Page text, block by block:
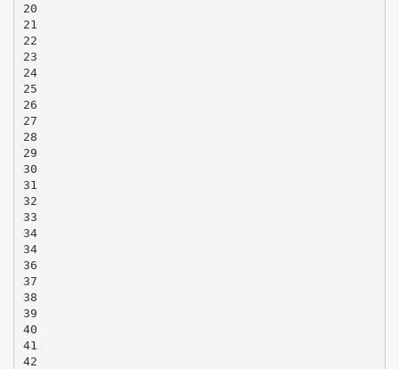
20
21
22
23
24
25
26
27
28
29
30
31
32
33
34
34
36
37
38
39
40
41
42